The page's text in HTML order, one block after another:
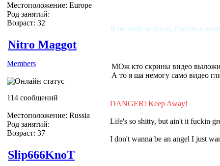
Местоположение: Europe
Род занятий:
Возраст: 32
Я не злой человек, просто у
Nitro Maggot
Members
114 сообщений
Местоположение: Russia
Род занятий:
Возраст: 37
МОж кто скрины видео
А то я ша немогу само видео
DANGER! Keep Away!
Life's so shitty, but ain't it fuckin
I don't wanna be an angel I just
Slip666KnoT